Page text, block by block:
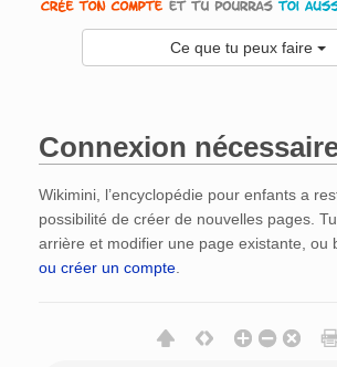
Ce que tu peux faire
Connexion
Wikimini, l’encyclopédie pour enfants a
possibilité de créer de nouvelles pages.
arrière et modifier une page existante, ou
ou créer un compte.